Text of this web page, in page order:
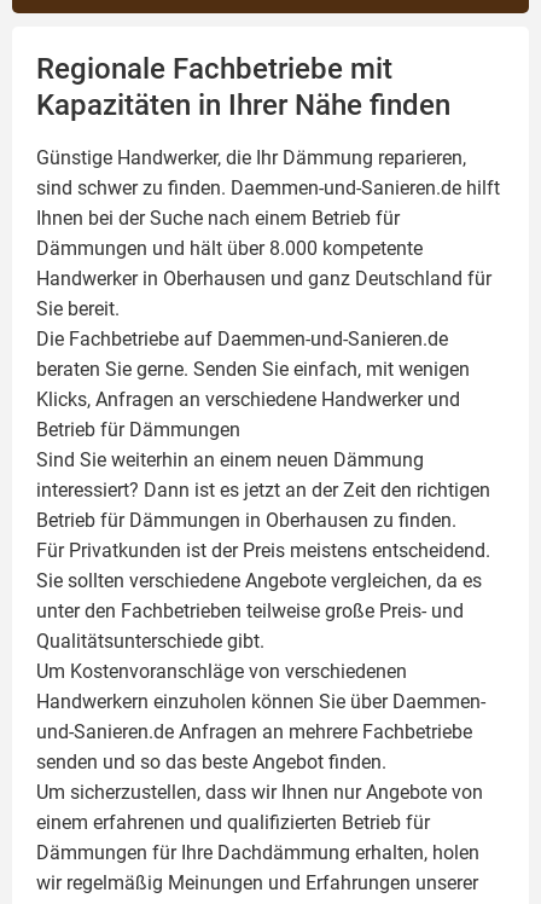
Regionale Fachbetriebe mit
Kapazitäten in Ihrer Nähe finden
Günstige Handwerker, die Ihr Dämmung reparieren,
sind schwer zu finden. Daemmen-und-Sanieren.de hilft
Ihnen bei der Suche nach einem Betrieb für
Dämmungen und hält über 8.000 kompetente
Handwerker in Oberhausen und ganz Deutschland für
Sie bereit.
Die Fachbetriebe auf Daemmen-und-Sanieren.de
beraten Sie gerne. Senden Sie einfach, mit wenigen
Klicks, Anfragen an verschiedene Handwerker und
Betrieb für Dämmungen
Sind Sie weiterhin an einem neuen Dämmung
interessiert? Dann ist es jetzt an der Zeit den richtigen
Betrieb für Dämmungen in Oberhausen zu finden.
Für Privatkunden ist der Preis meistens entscheidend.
Sie sollten verschiedene Angebote vergleichen, da es
unter den Fachbetrieben teilweise große Preis- und
Qualitätsunterschiede gibt.
Um Kostenvoranschläge von verschiedenen
Handwerkern einzuholen können Sie über Daemmen-
und-Sanieren.de Anfragen an mehrere Fachbetriebe
senden und so das beste Angebot finden.
Um sicherzustellen, dass wir Ihnen nur Angebote von
einem erfahrenen und qualifizierten Betrieb für
Dämmungen für Ihre Dachdämmung erhalten, holen
wir regelmäßig Meinungen und Erfahrungen unserer